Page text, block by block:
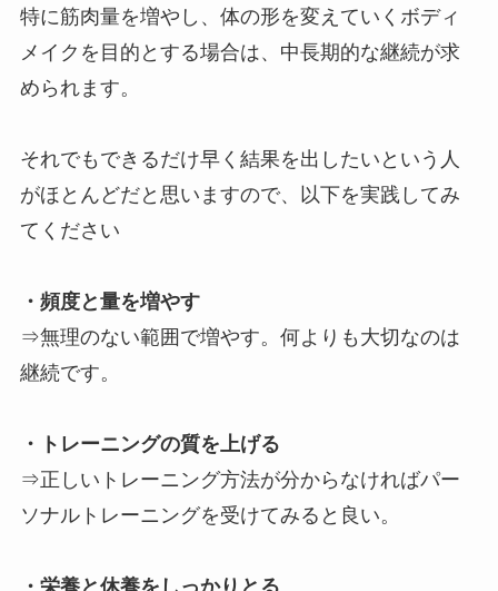
特に筋肉量を増やし、体の形を変えていくボディ
メイクを目的とする場合は、中長期的な継続が求
められます。
それでもできるだけ早く結果を出したいという人
がほとんどだと思いますので、以下を実践してみ
てください
・頻度と量を増やす
⇒無理のない範囲で増やす。何よりも大切なのは
継続です。
・トレーニングの質を上げる
⇒正しいトレーニング方法が分からなければパー
ソナルトレーニングを受けてみると良い。
・栄養と休養をしっかりとる